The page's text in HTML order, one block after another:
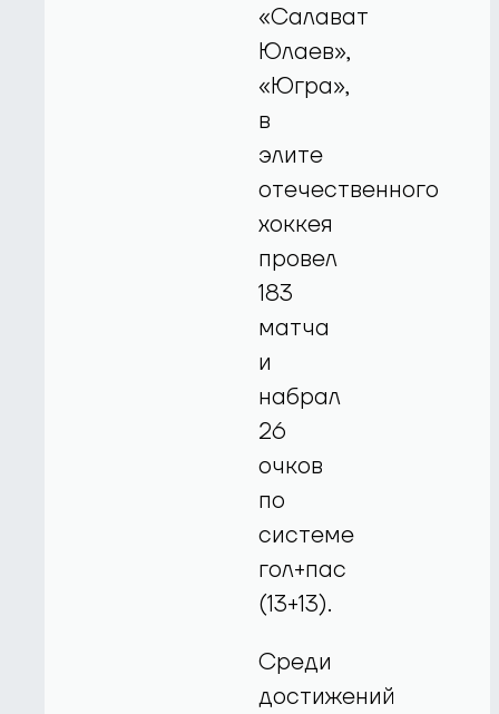
«Салават
Юлаев»,
«Югра»,
в
элите
отечественного
хоккея
провел
183
матча
и
набрал
26
очков
по
системе
гол+пас
(13+13).
Среди
достижений